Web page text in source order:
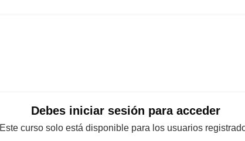
Debes iniciar sesión para acceder
Este curso solo está disponible para los usuarios